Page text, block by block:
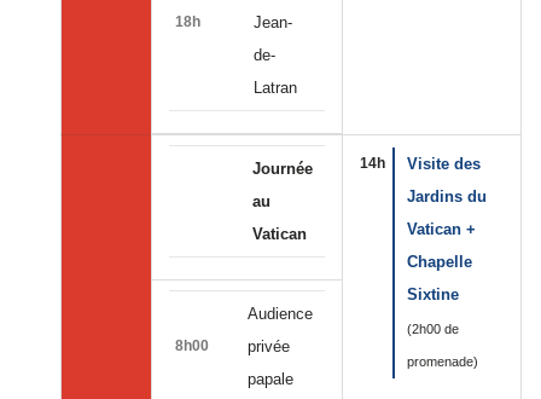
18h
Jean-
de-
Latran
Journée
au
Vatican
14h
Visite des
Jardins du
Vatican +
Chapelle
Sixtine
(2h00 de
promenade)
8h00
Audience
privée
papale